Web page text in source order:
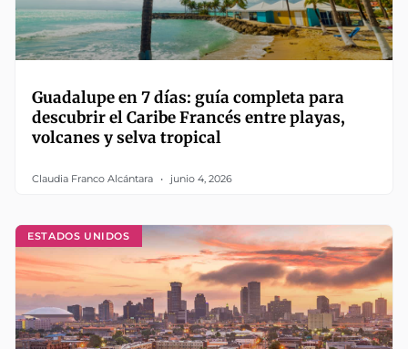
Guadalupe en 7 días: guía completa para
descubrir el Caribe Francés entre playas,
volcanes y selva tropical
Claudia Franco Alcántara junio 4, 2026
ESTADOS UNIDOS